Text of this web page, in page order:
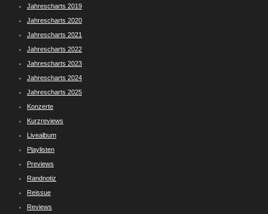
Jahrescharts 2019
Jahrescharts 2020
Jahrescharts 2021
Jahrescharts 2022
Jahrescharts 2023
Jahrescharts 2024
Jahrescharts 2025
Konzerte
Kurzreviews
Livealbum
Playlisten
Previews
Randnotiz
Reissue
Reviews